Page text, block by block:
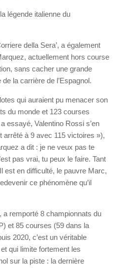
légende italienne du
della Sera’, a également
actuellement hors course
sans cacher une grande
la carrière de l’Espagnol.
qui auraient pu menacer son
du monde et 123 courses
essayé, Valentino Rossi s’en
arrêté à 9 avec 115 victoires »),
a dit : je ne veux pas te
pas vrai, tu peux le faire. Tant
est en difficulté, le pauvre Marc,
ce phénomène qu’il
a remporté 8 championnats du
et 85 courses (59 dans la
2020, c’est un véritable
qui limite fortement les
sur la piste : la dernière